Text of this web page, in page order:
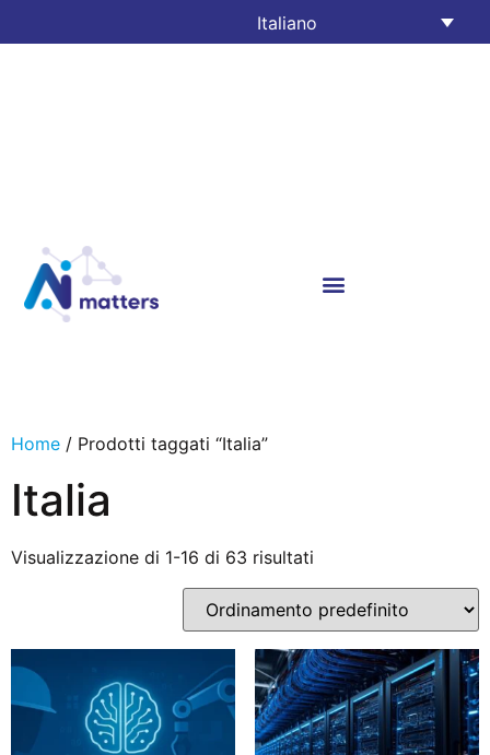
Italiano
Home / Prodotti taggati “Italia”
Italia
Visualizzazione di 1-16 di 63 risultati